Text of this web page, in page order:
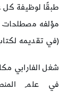
طبقًا لوظيفة كل
مؤلفه مصطلحات
(في تقديمه لكتاب
شغل الفارابي
في علم